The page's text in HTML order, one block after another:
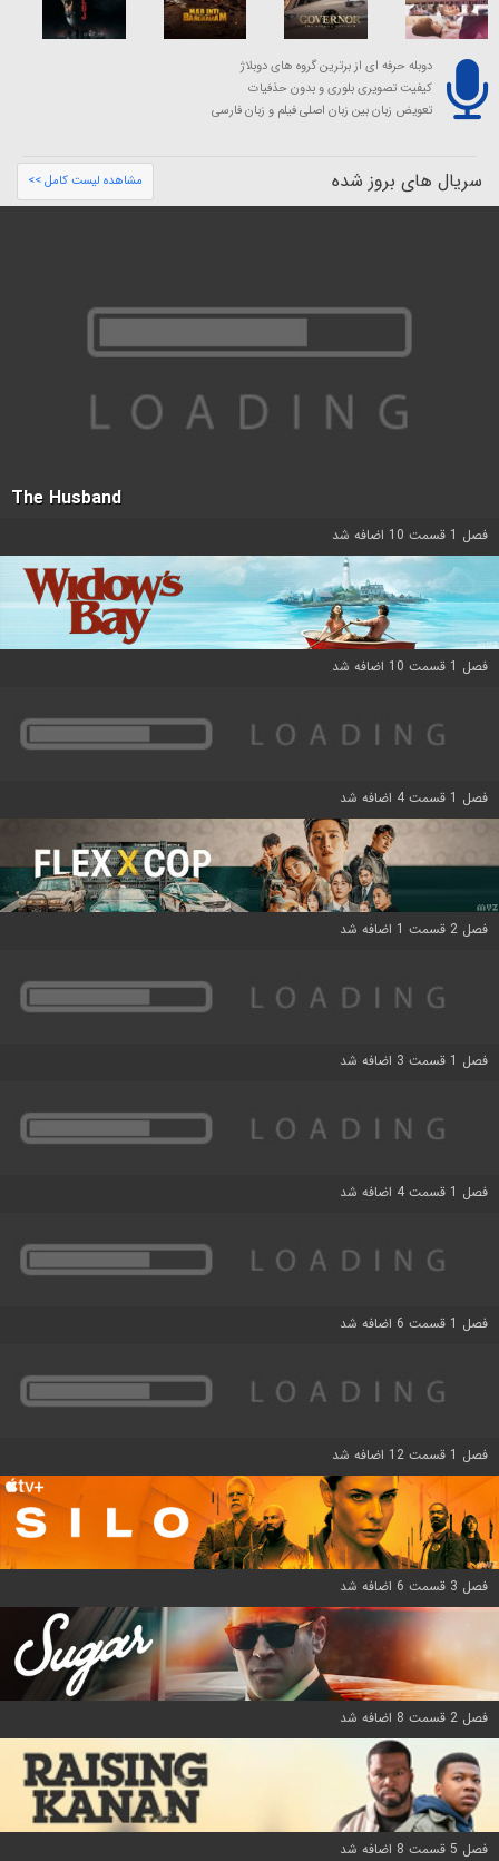
دوبله حرفه ای از برترین گروه های دوبلاژ
کیفیت تصویری بلوری و بدون حذفیات
تعویض زبان بین زبان اصلی فیلم و زبان فارسی
سریال های بروز شده مشاهده لیست کامل >>
The Husband
فصل 1 قسمت 10 اضافه شد
فصل 1 قسمت 10 اضافه شد
فصل 1 قسمت 4 اضافه شد
فصل 2 قسمت 1 اضافه شد
فصل 1 قسمت 3 اضافه شد
فصل 1 قسمت 4 اضافه شد
فصل 1 قسمت 6 اضافه شد
فصل 1 قسمت 12 اضافه شد
فصل 3 قسمت 6 اضافه شد
فصل 2 قسمت 8 اضافه شد
فصل 5 قسمت 8 اضافه شد